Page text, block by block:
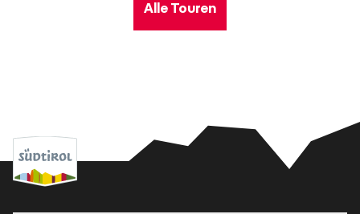
Alle Touren